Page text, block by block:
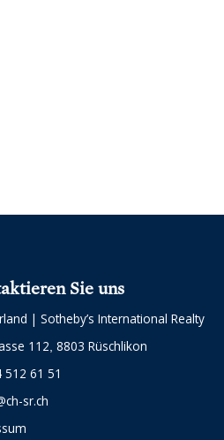
Sie uns
| Sotheby’s International Realty
112 8803 Rüschlikon
512 61 51
sr.ch